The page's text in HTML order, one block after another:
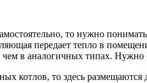
то нужно
передает тепло в
в аналогичных типах. Нужно
котлов, то здесь размещаются